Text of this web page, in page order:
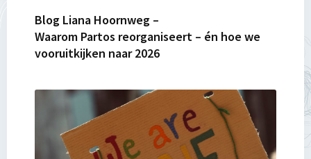
Blog Liana Hoornweg –
Waarom Partos reorganiseert – én hoe we
vooruitkijken naar 2026
vooruitkijken
naar
2026